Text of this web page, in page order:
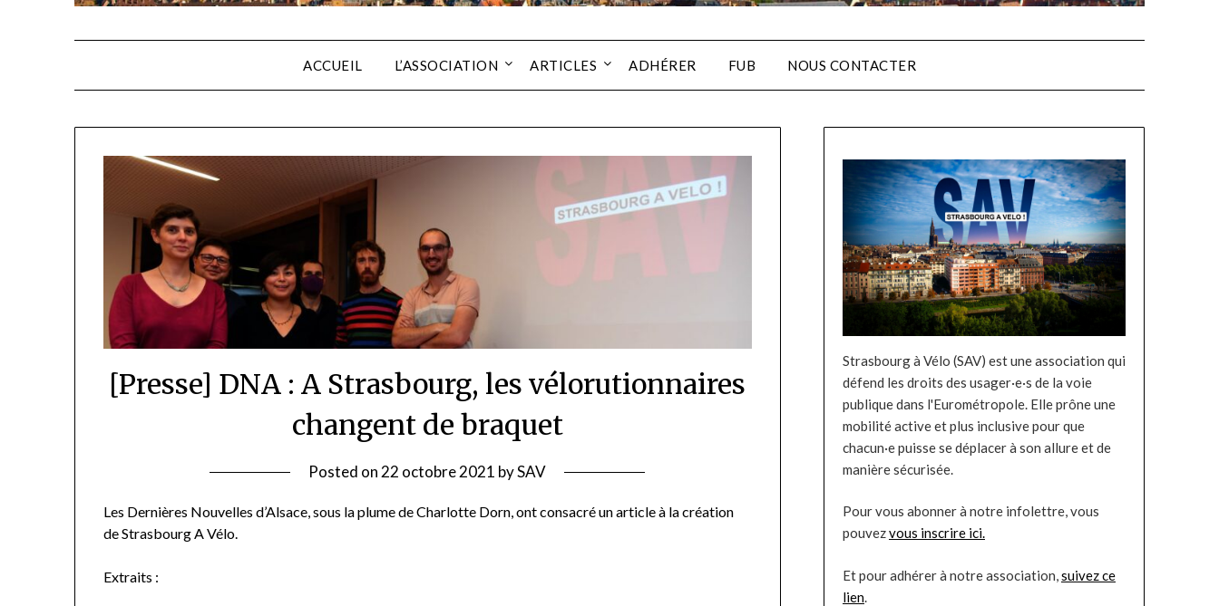
ACCUEIL L’ASSOCIATION ARTICLES ADHÉRER FUB NOUS CONTACTER
[Presse] DNA : A Strasbourg, les vélorutionnaires
changent de braquet
Posted on 22 octobre 2021 bySAV
Les Dernières Nouvelles d’Alsace, sous la plume de Charlotte Dorn, ont consacré un article à la création
de Strasbourg A Vélo.
Extraits :
Strasbourg à Vélo (SAV) est une association qui
défend les droits des usager·e·s de la voie
publique dans l'Eurométropole. Elle prône une
mobilité active et plus inclusive pour que
chacun·e puisse se déplacer à son allure et de
manière sécurisée.
Pour vous abonner à notre infolettre, vous
pouvezvous inscrire ici.
Et pour adhérer à notre association, suivez ce
lien.